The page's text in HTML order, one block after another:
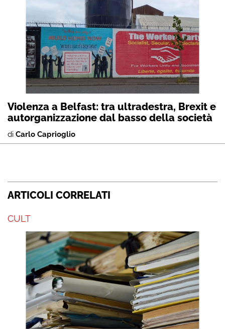
Violenza a Belfast: tra ultradestra, Brexit e
autorganizzazione dal basso della società
di Carlo Caprioglio
ARTICOLI CORRELATI
CULT